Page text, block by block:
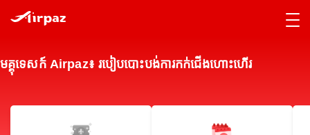
មគ្គុទេសក៍ Airpaz៖ របៀបបោះបង់ការកក់ជើងហោះហើរ